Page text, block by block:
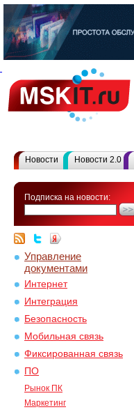
Новости Новости 2.0
Подписка на новости:
Управление
документами
Интернет
Интеграция
Безопасность
Мобильная связь
Фиксированная связь
ПО
Рынок ПК
Маркетинг